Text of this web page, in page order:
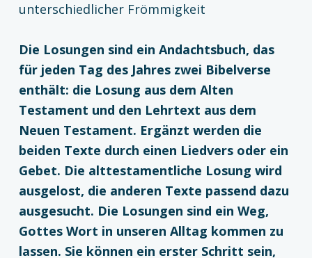
unterschiedlicher Frömmigkeit
Die Losungen sind ein Andachtsbuch, das
für jeden Tag des Jahres zwei Bibelverse
enthält: die Losung aus dem Alten
Testament und den Lehrtext aus dem
Neuen Testament. Ergänzt werden die
beiden Texte durch einen Liedvers oder ein
Gebet. Die alttestamentliche Losung wird
ausgelost, die anderen Texte passend dazu
ausgesucht. Die Losungen sind ein Weg,
Gottes Wort in unseren Alltag kommen zu
lassen. Sie können ein erster Schritt sein,